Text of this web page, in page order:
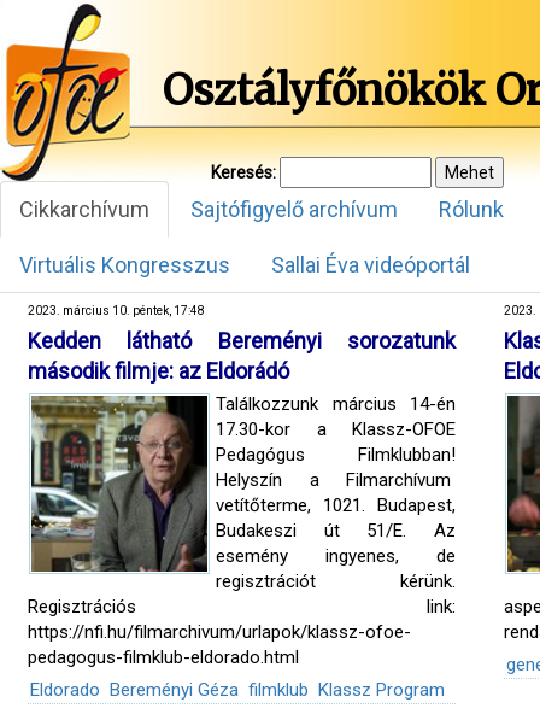
Osztályfőnökök
Keresés:
Cikkarchívum Sajtófigyelő archívum Rólunk
Virtuális Kongresszus Sallai Éva videóportál
2023. március 10. péntek, 17:48
Kedden látható Bereményi sorozatunk
második filmje: az Eldorádó
Találkozzunk március 14-én
17.30-kor a Klassz-OFOE
Pedagógus Filmklubban!
Helyszín a Filmarchívum
vetítőterme, 1021. Budapest,
Budakeszi út 51/E. Az
esemény ingyenes, de
regisztrációt kérünk.
Regisztrációs link:
https://nfi.hu/filmarchivum/urlapok/klassz-ofoe-
pedagogus-filmklub-eldorado.html
Eldorado Bereményi Géza filmklub Klassz Program
2023.